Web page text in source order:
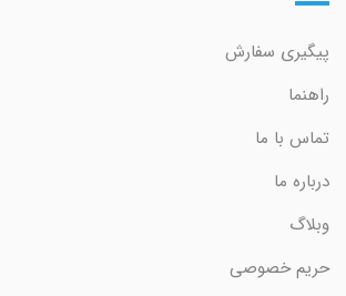
پیگیری سفارش
راهنما
تماس با ما
درباره ما
وبلاگ
حریم خصوصی